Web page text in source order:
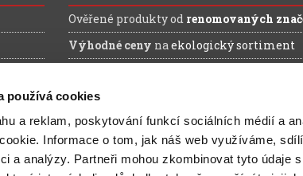
používá cookies
a reklam, poskytování funkcí sociálních médií a
Informace o tom, jak náš web využíváme,
a analýzy. Partneři mohou zkombinovat tyto údaje
Ověřené produkty od renomovaných
Výhodné ceny na ekologický sortiment